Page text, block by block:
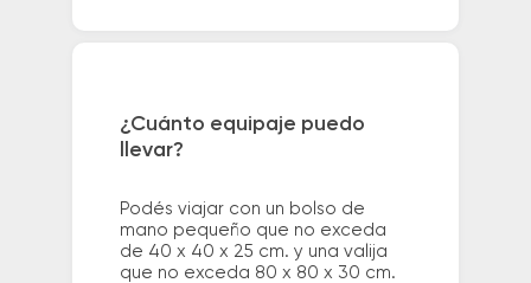
¿Cuánto equipaje puedo
llevar?
Podés viajar con un bolso de
mano pequeño que no exceda
de 40 x 40 x 25 cm. y una valija
que no exceda 80 x 80 x 30 cm.